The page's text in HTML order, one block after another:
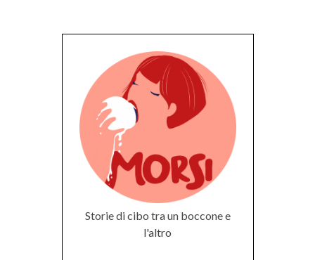
Storie di cibo tra un boccone e
l'altro